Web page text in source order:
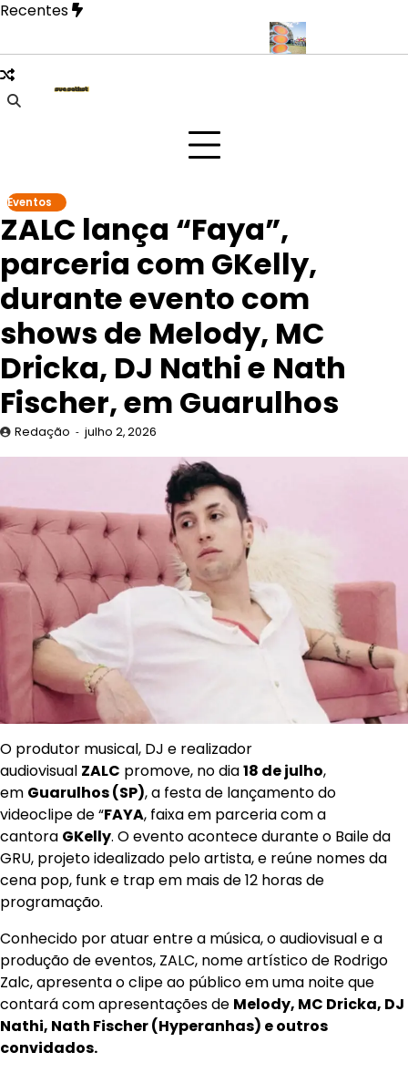
Skip
content
Recentes
fase mais íntima em novo EP
Eventos
ZALC lança “Faya”,
parceria com GKelly,
durante evento com
shows de Melody, MC
Dricka, DJ Nathi e Nath
Fischer, em Guarulhos
Redação julho 2, 2026
O produtor musical, DJ e realizador
audiovisual ZALC promove, no dia18 de julho,
em Guarulhos (SP), a festa de lançamento do
videoclipe de “FAYA, faixa em parceria com a
cantora GKelly. O evento acontece durante o Baile da
GRU, projeto idealizado pelo artista, e reúne nomes da
cena pop, funk e trap em mais de 12 horas de
programação.
Conhecido por atuar entre a música, o audiovisual e a
produção de eventos, ZALC, nome artístico de Rodrigo
Zalc, apresenta o clipe ao público em uma noite que
contará com apresentações de Melody, MC Dricka, DJ
Nathi, Nath Fischer (Hyperanhas) e outros
convidados.